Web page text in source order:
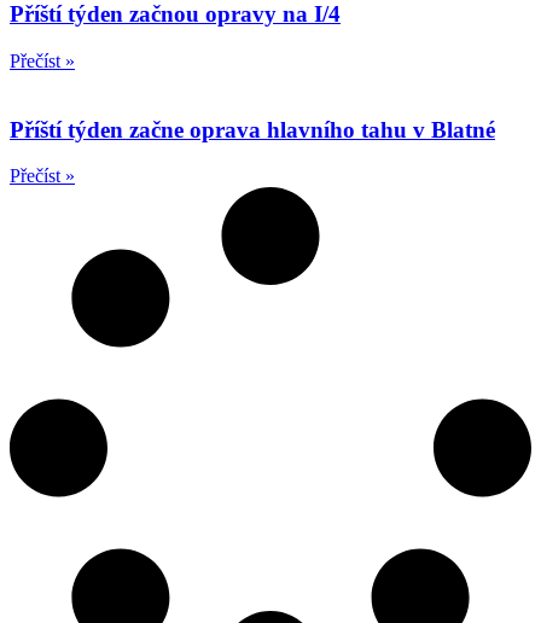
Příští týden začnou opravy na I/4
Přečíst »
Příští týden začne oprava hlavního tahu v Blatné
Přečíst »